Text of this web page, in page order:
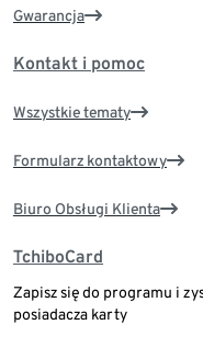
Gwarancja
Kontakt i pomoc
Wszystkie tematy
Formularz kontaktowy
Biuro Obsługi Klienta
TchiboCard
Zapisz się do programu i
posiadacza karty